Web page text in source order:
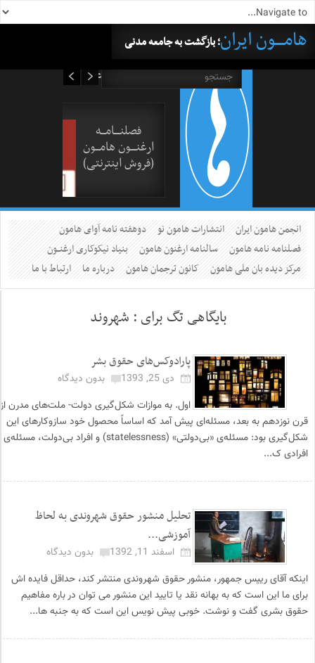
هامــــون ایران؛ بازگشت به جامعه مدنی
فصلنــــامـــه
ارغنــــون هامـــون
(فروش اینترنتی)
انجمن هامون ایران انتشارات هامون نو
دوهفته نامه آوای هامون
فصلنامه نامه هامون
سالنامه ارغنون هامون
بنیاد نیکوکاری ارغنــون
مرکز دیده بان ملی هامون
کانون ترجمان هامون درباره ما ارتباط با ما
بایگاهی تگ برای : شهروند
پارادوکس‌های حقوق بشر
دی 25, 1393
بدون دیدگاه
اول. به موازات شکل‌گیری دولت- ملت‌های مدرن از
قرن نوزدهم به بعد، مسئله‌ای پیش آمد که اساساً محصول خود سازوکارهای این
شکل‌گیری بود: مسئله‌ی «بی‌دولتی» (statelessness) و افراد بی‌دولت، مسئله‌ی
افرادی ک...
تحلیل منشور حقوق شهروندی به لحاظ
آموزشی...
اسفند 11, 1392
بدون دیدگاه
اینکه آقای رییس جمهور، منشور حقوق شهروندی منتشر کند، حداقل فایده اش
برای ما این است که به بهانه نقد یا تایید این منشور می توان در باره مفاهیم
حقوق بشری گفت و نوشت. خوبی پیش نویس این است که به جنبه ها...